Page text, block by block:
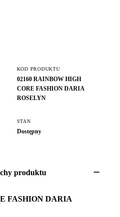
KOD PRODUKTU
02160 RAINBOW HIGH
CORE FASHION DARIA
ROSELYN
STAN
Dostępny
produktu
FASHION DARIA